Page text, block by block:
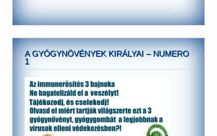
A GYÓGYNÖVÉNYEK KIRÁLYAI – NUMERO
1